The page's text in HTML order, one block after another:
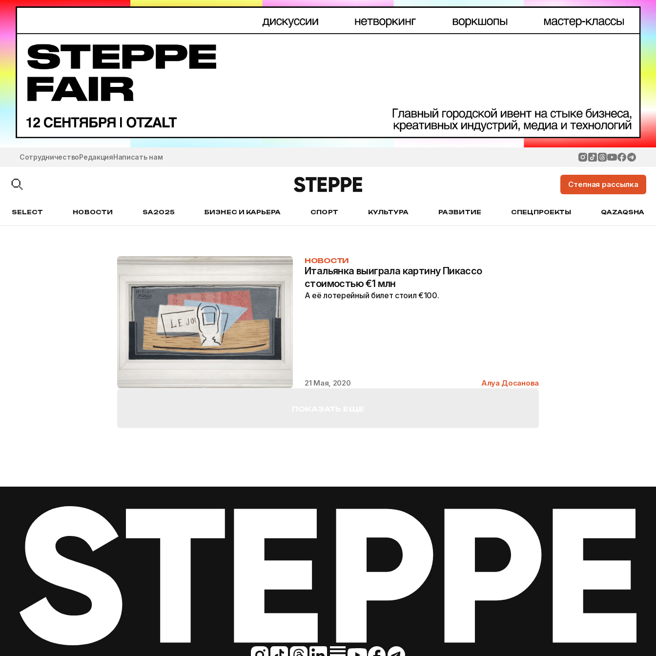
СотрудничествоРедакцияНаписать нам
Степная рассылка
SELECT НОВОСТИ SA2025 БИЗНЕС И КАРЬЕРА СПОРТ КУЛЬТУРА РАЗВИТИЕ СПЕЦПРОЕКТЫ QAZAQSHA
НОВОСТИ
Итальянка выиграла картину Пикассо
стоимостью €1 млн
А её лотерейный билет стоил €100.
21 Мая, 2020 Алуа Досанова